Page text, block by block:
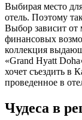
Выбирая место
отель. Поэтому
Выбор зависит от
финансовых
коллекция
«Grand Hyatt
хочет съездить в
проведенное в
Чудеса в